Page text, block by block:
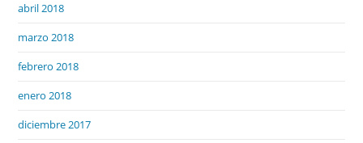
abril 2018
marzo 2018
febrero 2018
enero 2018
diciembre 2017